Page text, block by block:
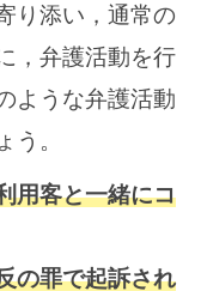
り添い，通常の
，弁護活動を行
ような弁護活動
う。
客と一緒にコ
罪で起訴され